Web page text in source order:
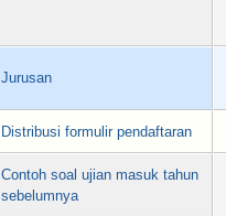
Jurusan
Distribusi formulir pendaftaran
Contoh soal ujian masuk tahun
sebelumnya